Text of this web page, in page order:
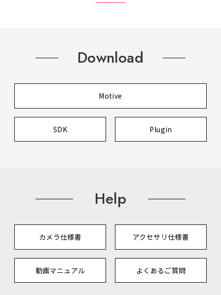
Download
Motive
SDK Plugin
Help
カメラ仕様書 アクセサリ仕様書
動画マニュアル よくあるご質問